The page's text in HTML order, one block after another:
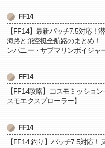
FF14
【FF14】最新パッチ7.5対応！
海路と飛空挺全航路のまとめ！
ンパニー・サブマリンボイジャ
FF14
【FF14攻略】コスモミッショ
スモエクスプローラー】
FF14
【FF14 釣り】パッチ7.5対応！